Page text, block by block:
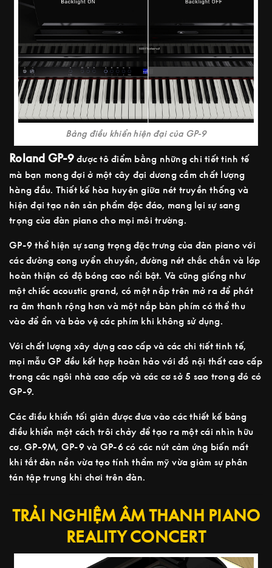
Bảng điều khiển hiện đại của GP-9
Roland GP-9được tô điểm bằng những chi tiết tinh tế
mà bạn mong đợi ở một cây đại dương cầm chất lượng
hàng đầu. Thiết kế hòa huyện giữa nét truyền thống và
hiện đại tạo nên sản phẩm độc đáo, mang lại sự sang
trọng của đàn piano cho mọi môi trường.
GP-9 thể hiện sự sang trọng đặc trưng của đàn piano với
các đường cong uyển chuyển, đường nét chắc chắn và lớp
hoàn thiện có độ bóng cao nổi bật. Và cũng giống như
một chiếc acoustic grand, có một nắp trên mở ra để phát
ra âm thanh rộng hơn và một nắp bàn phím có thể thu
vào để ẩn và bảo vệ các phím khi không sử dụng.
Với chất lượng xây dựng cao cấp và các chi tiết tinh tế,
mọi mẫu GP đều kết hợp hoàn hảo với đồ nội thất cao cấp
trong các ngôi nhà cao cấp và các cơ sở 5 sao trong đó có
GP-9.
Các điều khiển tối giản được đưa vào các thiết kế bảng
điều khiển một cách trôi chảy để tạo ra một cái nhìn hữu
cơ. GP-9M, GP-9 và GP-6 có các nút cảm ứng biến mất
khi tắt đèn nền vừa tạo tính thẩm mỹ vừa giảm sự phân
tán tập trung khi chơi trên đàn.
TRẢI NGHIỆM ÂM THANH PIANO
REALITY CONCERT